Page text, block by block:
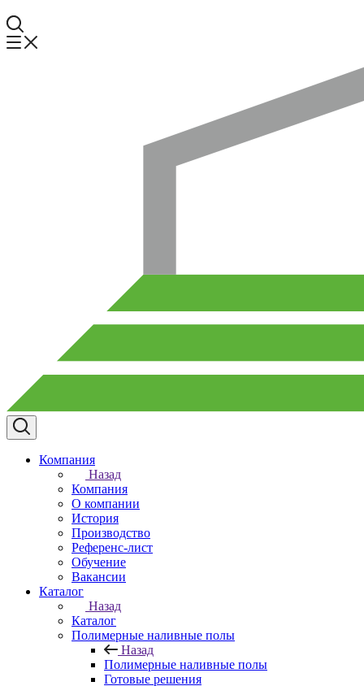
Компания
Назад
Компания
О компании
История
Производство
Референс-лист
Обучение
Вакансии
Каталог
Назад
Каталог
Полимерные наливные полы
Назад
Полимерные наливные полы
Готовые решения